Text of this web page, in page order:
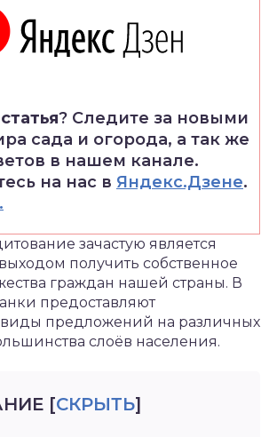
? Следите за новыми
сада и огорода, а так же
в нашем канале.
на нас в Яндекс.Дзене.
зачастую является
получить собственное
граждан нашей страны. В
предоставляют
виды предложений на различных
слоёв населения.
[СКРЫТЬ]